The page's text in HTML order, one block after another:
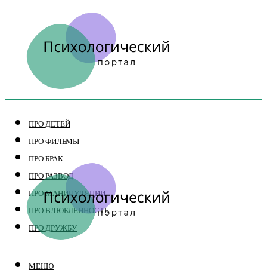
ПРО ДЕТЕЙ
ПРО ФИЛЬМЫ
ПРО БРАК
ПРО РАЗВОД
ПРО МАНИПУЛЯЦИИ
ПРО ВЛЮБЛЕННОСТЬ
ПРО ДРУЖБУ
МЕНЮ